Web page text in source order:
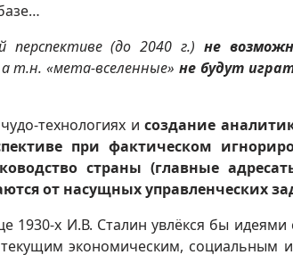
перспективе (до 2040 г.)не
а т.н. «мета-вселенные»не будут
технологиях исоздание
при фактическом
страны (главные
от насущных управленческих
х И.В. Сталин увлёкся бы идеями
экономическим, социальным